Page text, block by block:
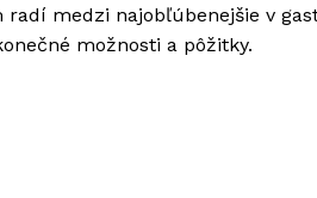
radí medzi najobľúbenejšie v
možnosti a pôžitky.